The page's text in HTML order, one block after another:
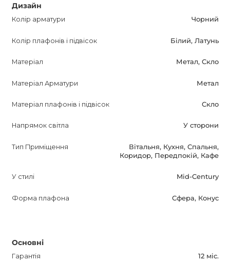
мінімалістичному дизайну і класичним кольорам -
чорному і золотому - він вписується як у сучасні, так і в
класичні стилі кімнат.
ODDS Рейковий світильник значно покращить ваше
легко поєднати з іншими елементами декору,
дозволяючи вам виразити свою індивідуальність і
інформативно для потенційних покупців. Цей продукт
собі виняткову якість, стильний дизайн і відмінну
Дизайн
Колір арматури Чорний
Колір плафонів і підвісок Білий, Латунь
Матеріал Метал, Скло
Матеріал Арматури Метал
Матеріал плафонів і підвісок Скло
Напрямок світла У сторони
Тип Приміщення
Вітальня, Кухня, Спальня,
Коридор, Передпокій, Кафе
У стилі Mid-Century
Форма плафона Сфера, Конус
Основні
Гарантія 12 міс.